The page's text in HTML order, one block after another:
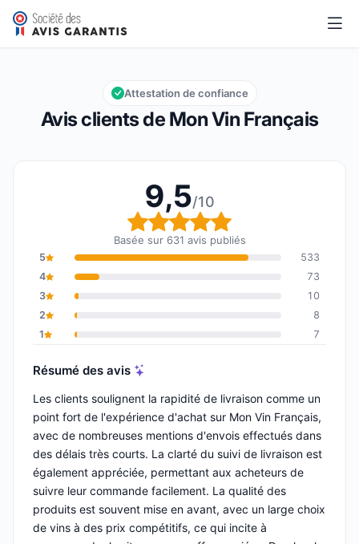
Mon Vin Français
Note globale : 9,5 sur 10
9,5/10
Avis clients de Mon Vin Français
Attestation de confiance
9,5/10
Note globale : 9,5 sur
Basée sur 631 avis publiés
5
533
4
73
3
10
2
8
1
7
Résumé des avis
Les clients soulignent la rapidité de livraison comme un
point fort de l'expérience d'achat sur Mon Vin Français,
avec de nombreuses mentions d'envois effectués dans
des délais très courts. La clarté du suivi de livraison est
également appréciée, permettant aux acheteurs de
suivre leur commande facilement. La qualité des
produits est souvent mise en avant, avec un large choix
de vins à des prix compétitifs, ce qui incite à